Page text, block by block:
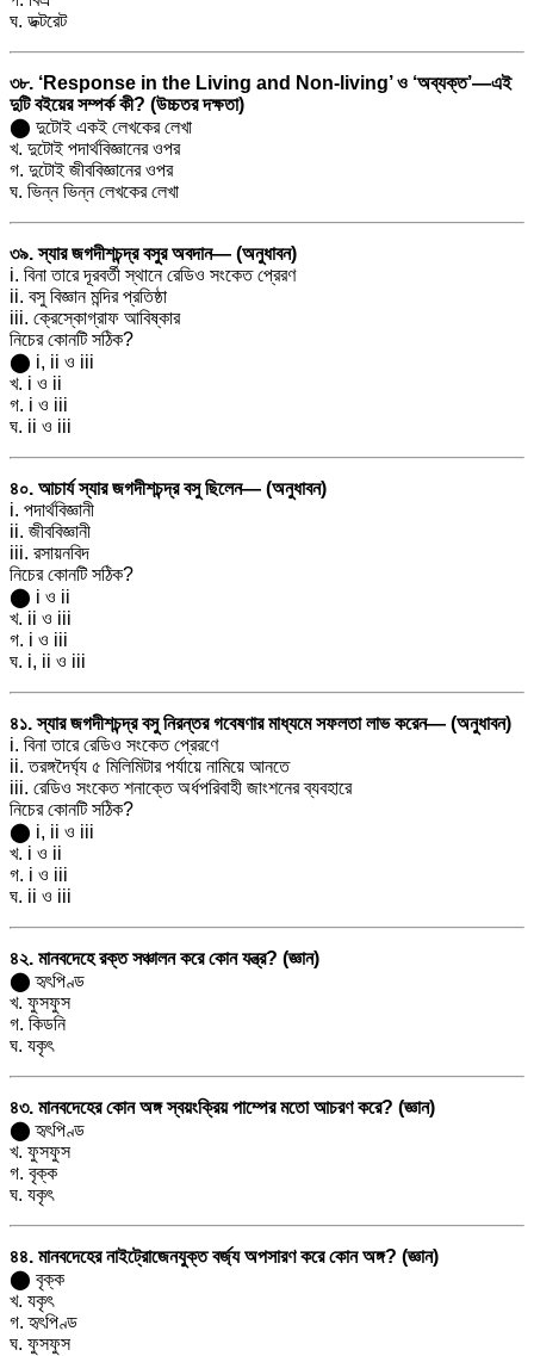
ঘ. ডক্টরেট
৩৮. ‘Response in the Living and Non-living’ ও ‘অব্যক্ত’—এই
দুটি বইয়ের সম্পর্ক কী? (উচ্চতর দক্ষতা)
⬤ দুটোই একই লেখকের লেখা
খ. দুটোই পদার্থবিজ্ঞানের ওপর
গ. দুটোই জীববিজ্ঞানের ওপর
ঘ. ভিন্ন ভিন্ন লেখকের লেখা
৩৯. স্যার জগদীশচন্দ্র বসুর অবদান— (অনুধাবন)
i. বিনা তারে দূরবর্তী স্থানে রেডিও সংকেত প্রেরণ
ii. বসু বিজ্ঞান মন্দির প্রতিষ্ঠা
iii. ক্রেস্কোগ্রাফ আবিষ্কার
নিচের কোনটি সঠিক?
⬤ i, ii ও iii
খ. i ও ii
গ. i ও iii
ঘ. ii ও iii
৪০. আচার্য স্যার জগদীশচন্দ্র বসু ছিলেন— (অনুধাবন)
i. পদার্থবিজ্ঞানী
ii. জীববিজ্ঞানী
iii. রসায়নবিদ
নিচের কোনটি সঠিক?
⬤ i ও ii
খ. ii ও iii
গ. i ও iii
ঘ. i, ii ও iii
৪১. স্যার জগদীশচন্দ্র বসু নিরন্তর গবেষণার মাধ্যমে সফলতা লাভ করেন— (অনুধাবন)
i. বিনা তারে রেডিও সংকেত প্রেরণে
ii. তরঙ্গদৈর্ঘ্য ৫ মিলিমিটার পর্যায়ে নামিয়ে আনতে
iii. রেডিও সংকেত শনাক্তে অর্ধপরিবাহী জাংশনের ব্যবহারে
নিচের কোনটি সঠিক?
⬤ i, ii ও iii
খ. i ও ii
গ. i ও iii
ঘ. ii ও iii
৪২. মানবদেহে রক্ত সঞ্চালন করে কোন যন্ত্র? (জ্ঞান)
⬤ হৃৎপিণ্ড
খ. ফুসফুস
গ. কিডনি
ঘ. যকৃৎ
৪৩. মানবদেহের কোন অঙ্গ স্বয়ংক্রিয় পাম্পের মতো আচরণ করে? (জ্ঞান)
⬤ হৃৎপিণ্ড
খ. ফুসফুস
গ. বৃক্ক
ঘ. যকৃৎ
৪৪. মানবদেহের নাইট্রোজেনযুক্ত বর্জ্য অপসারণ করে কোন অঙ্গ? (জ্ঞান)
⬤ বৃক্ক
খ. যকৃৎ
গ. হৃৎপিণ্ড
ঘ. ফুসফুস